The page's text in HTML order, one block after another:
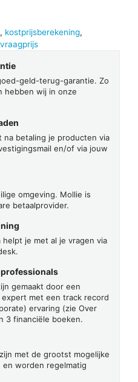
, kostprijsberekening,
vraagprijs
geld-terug-garantie. Zo
hebben wij in onze
na betaling je producten via
en/of via jouw
omgeving. Mollie is
betaalprovider.
helpt je met al je vragen via
gemaakt door een
expert met een track record
ervaring (zie Over
3 financiële boeken.
met de grootst mogelijke
worden regelmatig